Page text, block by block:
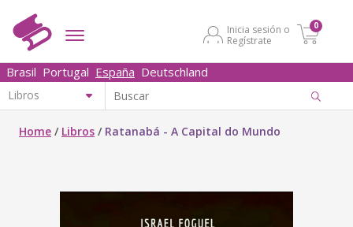
Inicia sesión o
Regístrate
0
Brasil Portugal España Deutschland
Home / Libros / Ratanabá - A Capital do Mundo